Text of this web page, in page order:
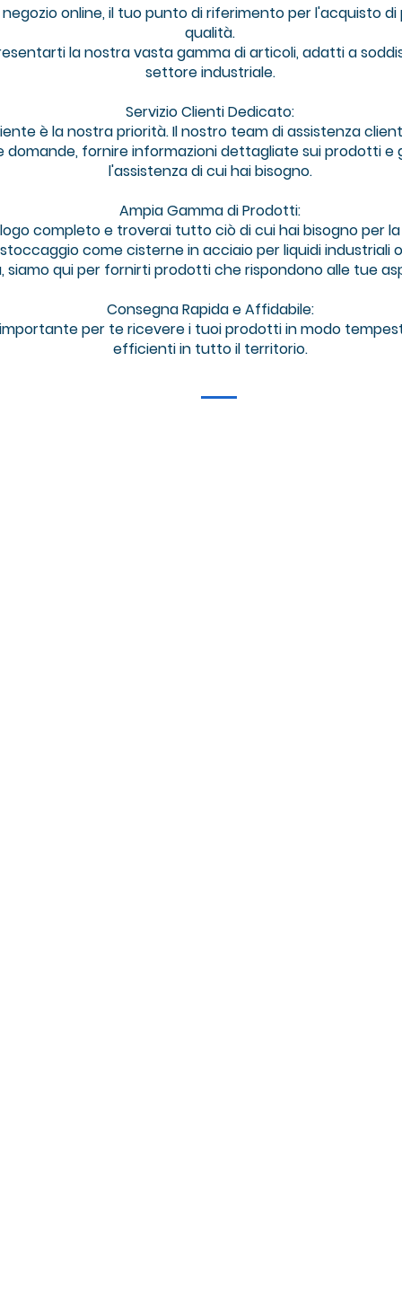
online, il tuo punto di riferimento per l'acquisto
qualità.
la nostra vasta gamma di articoli, adatti a
settore industriale.
Servizio Clienti Dedicato:
è la nostra priorità. Il nostro team di assistenza
domande, fornire informazioni dettagliate sui prodotti
l'assistenza di cui hai bisogno.
Ampia Gamma di Prodotti:
completo e troverai tutto ciò di cui hai bisogno per
come cisterne in acciaio per liquidi industriali
siamo qui per fornirti prodotti che rispondono alle tue
Consegna Rapida e Affidabile:
per te ricevere i tuoi prodotti in modo
efficienti in tutto il territorio.